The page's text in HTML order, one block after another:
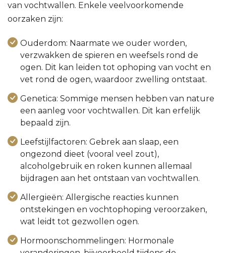
van vochtwallen. Enkele veelvoorkomende
oorzaken zijn:
Ouderdom: Naarmate we ouder worden,
verzwakken de spieren en weefsels rond de
ogen. Dit kan leiden tot ophoping van vocht en
vet rond de ogen, waardoor zwelling ontstaat.
Genetica: Sommige mensen hebben van nature
een aanleg voor vochtwallen. Dit kan erfelijk
bepaald zijn.
Leefstijlfactoren: Gebrek aan slaap, een
ongezond dieet (vooral veel zout),
alcoholgebruik en roken kunnen allemaal
bijdragen aan het ontstaan van vochtwallen.
Allergieën: Allergische reacties kunnen
ontstekingen en vochtophoping veroorzaken,
wat leidt tot gezwollen ogen.
Hormoonschommelingen: Hormonale